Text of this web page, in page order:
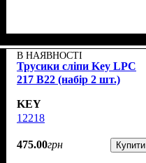
В НАЯВНОСТІ
Трусики сліпи Key LPC
217 B22 (набір 2 шт.)
KEY
12218
475.00грн Купити